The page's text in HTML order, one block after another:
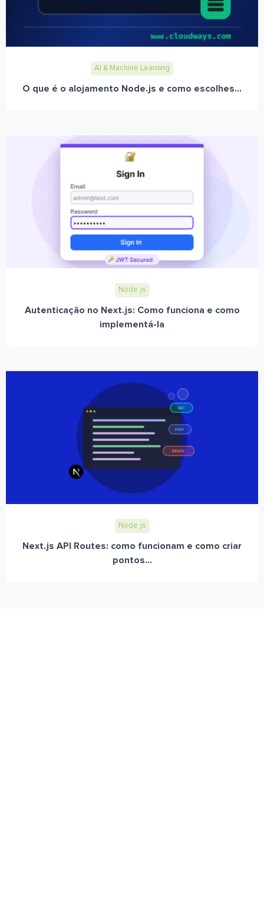
AI & Machine Learning
O que é o alojamento Node.js e como escolhes...
Node.js
Autenticação no Next.js: Como funciona e como
implementá-la
Node.js
Next.js API Routes: como funcionam e como criar
pontos...